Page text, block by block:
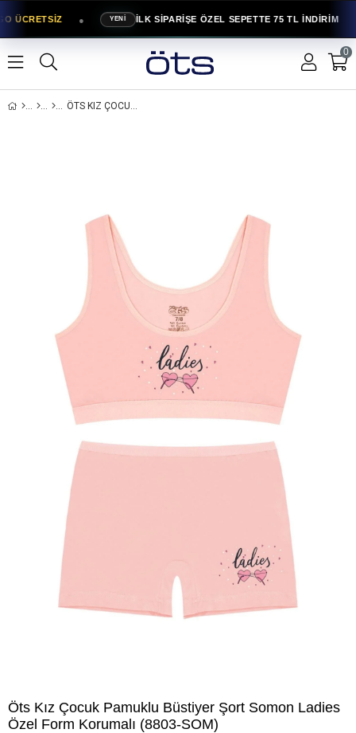
ÜCRETSİZ ● YENİ İLK SİPARİŞE ÖZEL SEPETTE 75 TL İNDİRİM
0
ÖTS KIZ ÇOCUK PAMUKLU BÜSTIYER ŞORT SOMON LADIES ÖZEL FORM KORUMALI (8803-SOM)
Öts Kız Çocuk Pamuklu Büstiyer Şort Somon Ladies
Özel Form Korumalı (8803-SOM)